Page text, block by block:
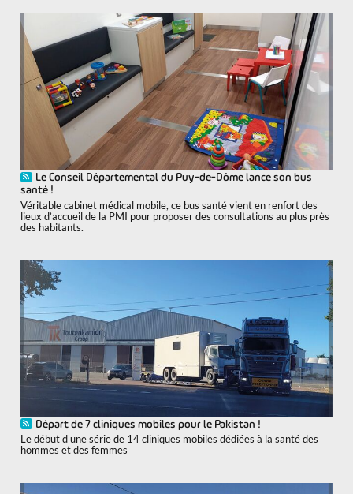
Le Conseil Départemental du Puy-de-Dôme lance son bus
santé !
Véritable cabinet médical mobile, ce bus santé vient en renfort des
lieux d’accueil de la PMI pour proposer des consultations au plus près
des habitants.
Départ de 7 cliniques mobiles pour le Pakistan !
Le début d'une série de 14 cliniques mobiles dédiées à la santé des
hommes et des femmes